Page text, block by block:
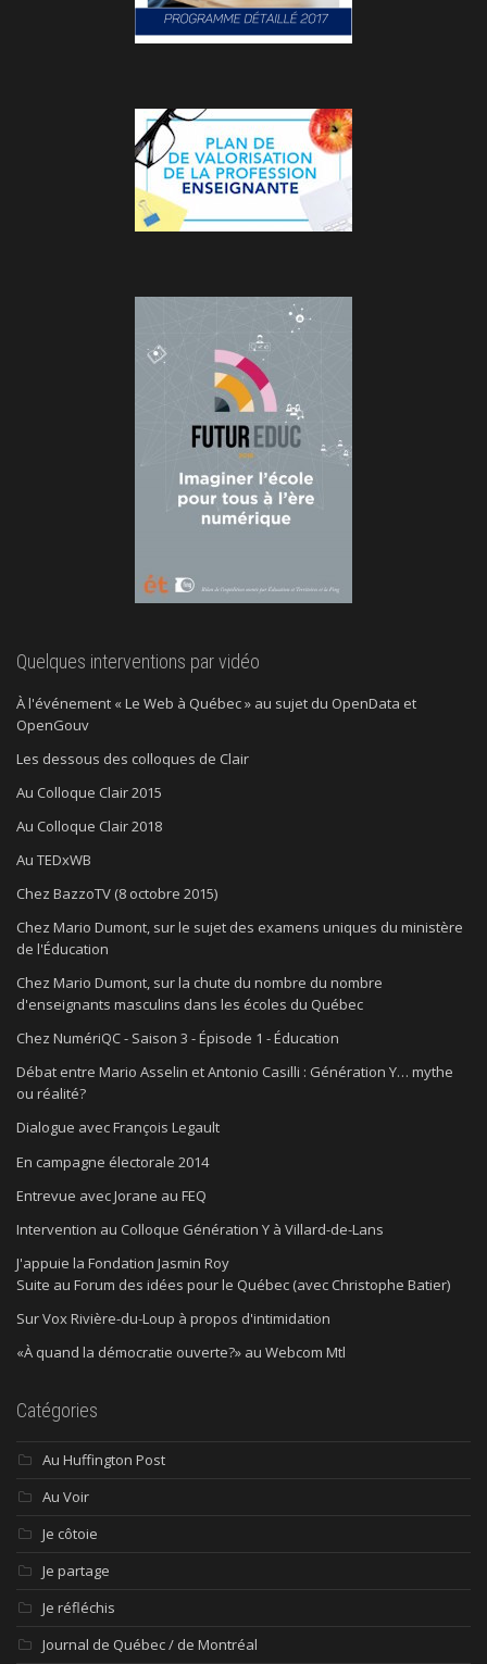
Quelques interventions par vidéo
À l'événement « Le Web à Québec » au sujet du OpenData et
OpenGouv
Les dessous des colloques de Clair
Au Colloque Clair 2015
Au Colloque Clair 2018
Au TEDxWB
Chez BazzoTV (8 octobre 2015)
Chez Mario Dumont, sur le sujet des examens uniques du ministère
de l'Éducation
Chez Mario Dumont, sur la chute du nombre du nombre
d'enseignants masculins dans les écoles du Québec
Chez NumériQC - Saison 3 - Épisode 1 - Éducation
Débat entre Mario Asselin et Antonio Casilli : Génération Y… mythe
ou réalité?
Dialogue avec François Legault
En campagne électorale 2014
Entrevue avec Jorane au FEQ
Intervention au Colloque Génération Y à Villard-de-Lans
J'appuie la Fondation Jasmin Roy
Suite au Forum des idées pour le Québec (avec Christophe Batier)
Sur Vox Rivière-du-Loup à propos d'intimidation
«À quand la démocratie ouverte?» au Webcom Mtl
Catégories
Au Huffington Post
Au Voir
Je côtoie
Je partage
Je réfléchis
Journal de Québec / de Montréal